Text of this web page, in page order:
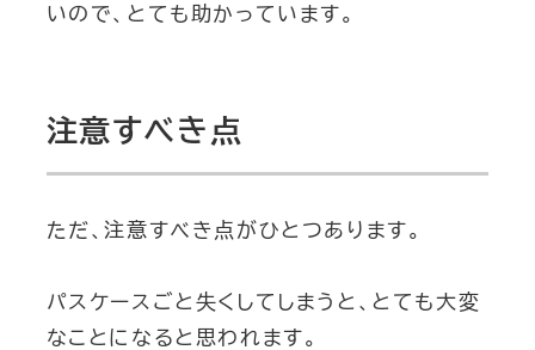
いので、とても助かっています。
注意すべき点
ただ、注意すべき点がひとつあります。
パスケースごと失くしてしまうと、とても大変
なことになると思われます。